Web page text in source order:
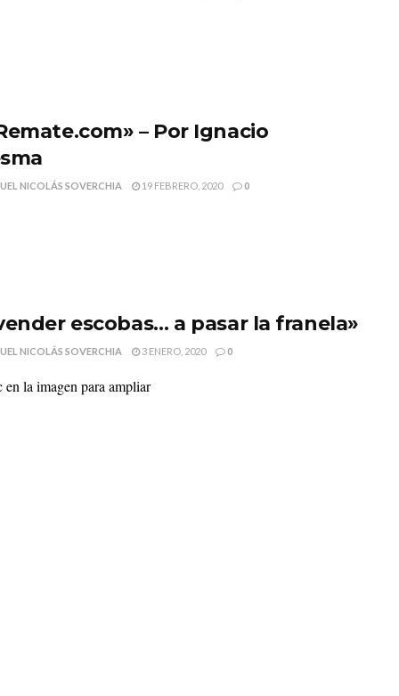
– Por Ignacio
NICOLÁS SOVERCHIA 19 FEBRERO, 2020 0
escobas… a pasar la franela»
NICOLÁS SOVERCHIA 3 ENERO, 2020 0
en la imagen para ampliar